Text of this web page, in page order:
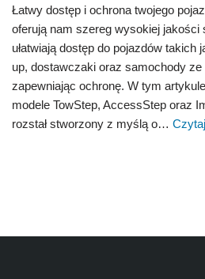
Łatwy dostęp i ochrona twojego
oferują nam szereg wysokiej jakości
ułatwiają dostęp do pojazdów takich
up, dostawczaki oraz samochody
zapewniając ochronę. W tym
modele TowStep, AccessStep oraz
rozstał stworzony z myślą o…